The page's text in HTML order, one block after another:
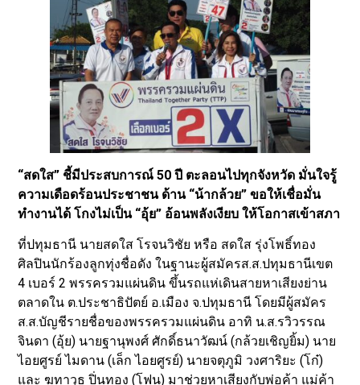
“สดใส” ชี้มีประสบการณ์ 50 ปี ตะลอนไปทุกจังหวัด มั่นใจรู้
ความเดือดร้อนประชาชน ด้าน “น้ากล้วย” ขอให้เชื่อมั่น
ทำงานได้ โกงไม่เป็น “อุ้ย” อ้อนพลังเงียบ ให้โอกาสเข้าสภา
ที่ปทุมธานี นายสดใส โรจนวิชัย หรือ สดใส รุ่งโพธิ์ทอง
ศิลปินนักร้องลูกทุ่งชื่อดัง ในฐานะผู้สมัครส.ส.ปทุมธานีเขต
4 เบอร์ 2 พรรครวมแผ่นดิน ขึ้นรถแห่เดินสายหาเสียงย่าน
ตลาดใน ต.ประชาธิปัตย์ อ.เมือง จ.ปทุมธานี โดยมีผู้สมัคร
ส.ส.บัญชีรายชื่อของพรรครวมแผ่นดิน อาทิ น.ส.รวิวรรณ
จินดา (อุ้ย) นายฐานุพงศ์ ศักดิ์ธนาวัฒน์ (กล้วยเชิญยิ้ม) นาย
ไอยศูรย์ ไมดาน (เล็ก ไอยศูรย์) นายจตุภูมิ วงศาริยะ (โก๋)
และ ฆทาวุธ ปิ่นทอง (โฟน) มาช่วยหาเสียงกับพ่อค้า แม่ค้า